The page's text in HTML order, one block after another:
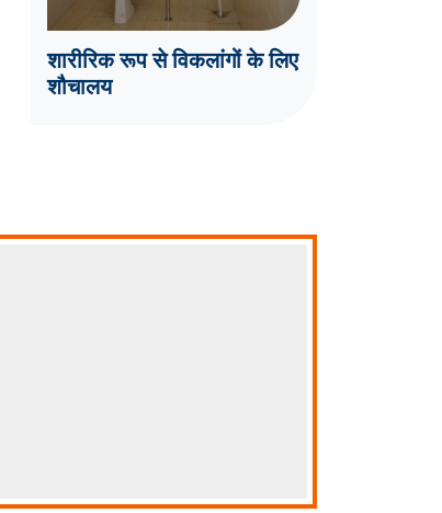
शारीरिक रूप से विकलांगों के लिए
शौचालय